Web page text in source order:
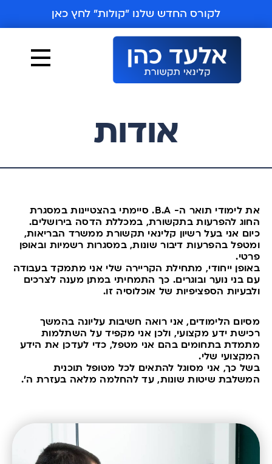
לקורס החדש שלנו ״קולות״ לחץ כאן
אודות
את לימודי תואר ה- B.A. סיימתי בהצטיינות במסגרת
החוג להפרעות בתקשורת, במכללת הדסה בירושלים.
כיום אני בעל רשיון קלינאי תקשורת ממשרד הבריאות,
ומטפל בהפרעות דיבור שונות, במסגרות רשמיות ובאופן
פרטי.
באופן ייחודי, מתחילת הקריירה שלי אני מתמקד בעבודה
עם בני נוער ובוגרים. כך התמחיתי במתן מענה לצרכים
ולבעיות הספציפיות של אוכלוסיה זו.
מסיום הלימודים, אני רואה חשיבות עליונה בהמשך
רכישת ידע מקצועי, ולכן אני מקפיד על השתלמות
מתמדת בתחומים בהם אני מטפל, כדי לעדכן את הידע
המקצועי שלי.
בשל כך, אני מסוגל להתאים לכל מטופל תוכנית
המשלבת שיטות שונות, עד להחלמה מלאה בעזרת ה'.